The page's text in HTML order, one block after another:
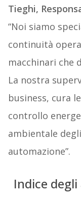
Tieghi,
“Noi siamo
continuità
macchinari che
La nostra
business, cura
controllo
ambientale
automazione”.
Indice